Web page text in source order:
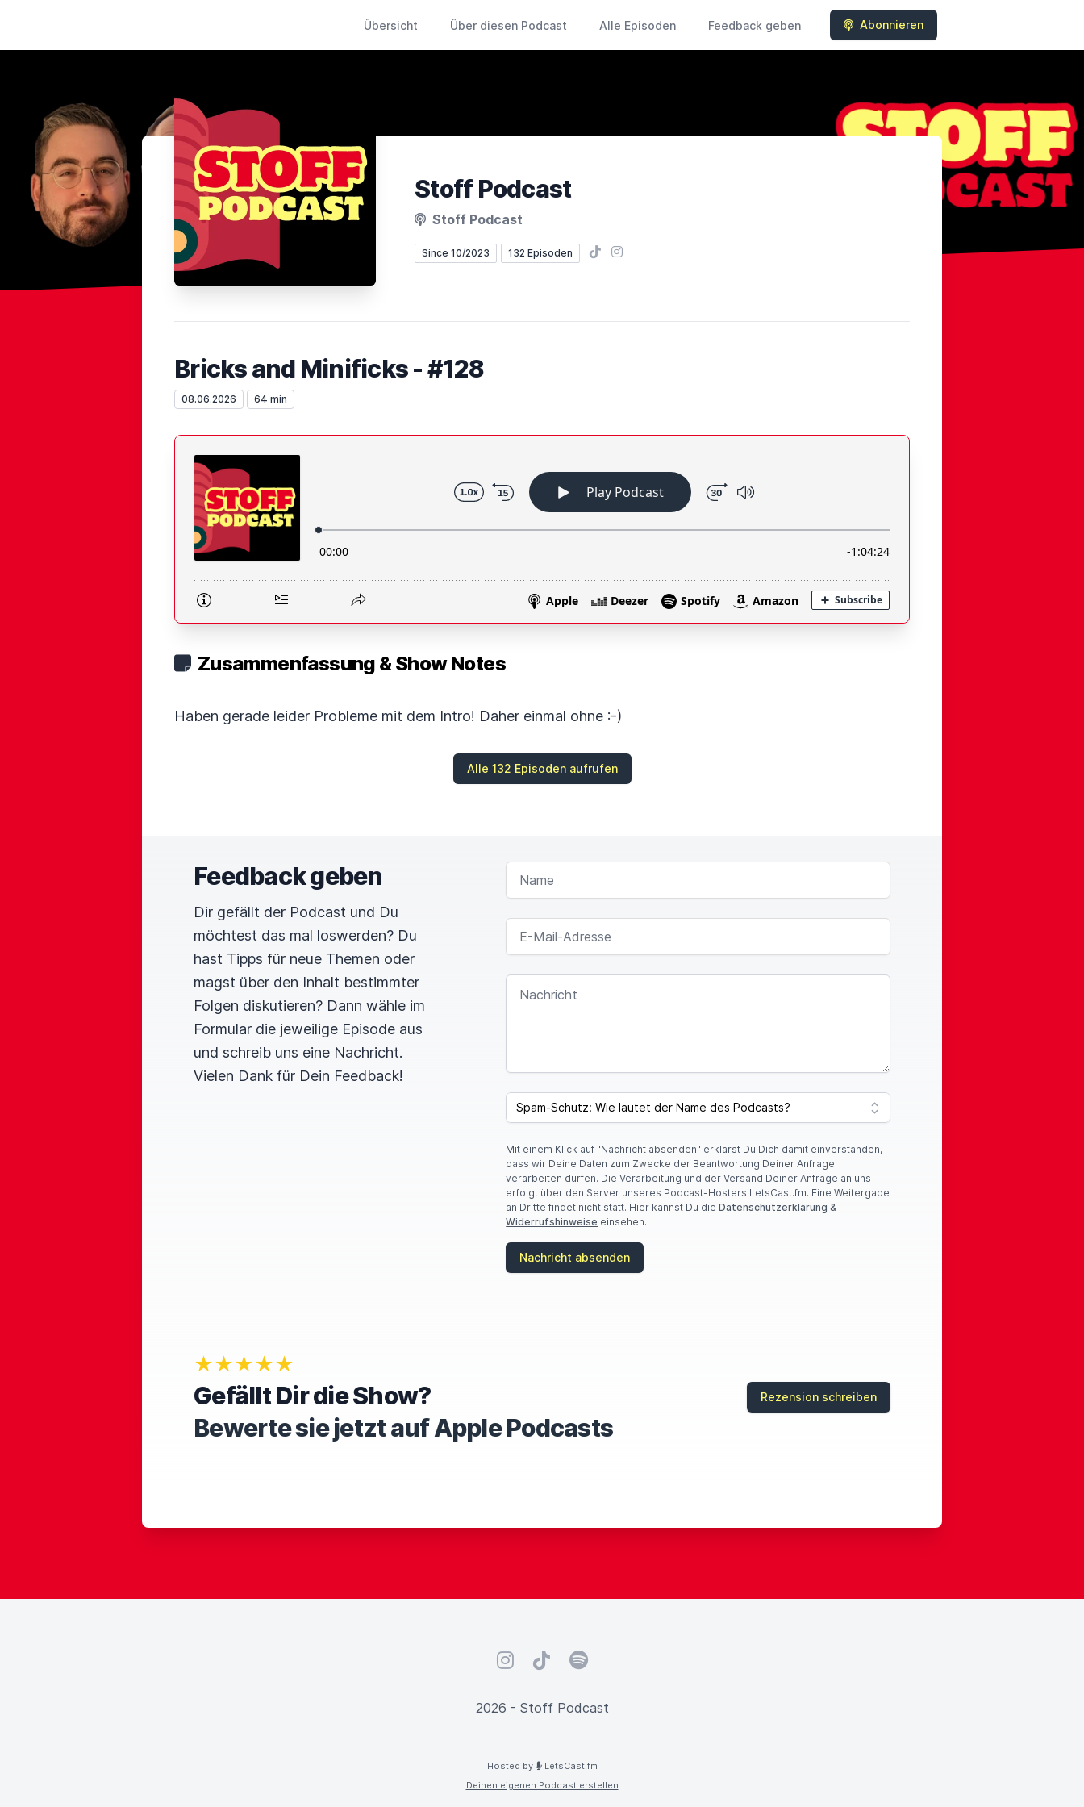
Übersicht Über diesen Podcast Alle Episoden Feedback geben Abonnieren
Stoff Podcast
Stoff Podcast
Since 10/2023 132 Episoden TikTokInstagram
Bricks and Minificks - #128
08.06.2026 64 min
Zusammenfassung & Show Notes
Haben gerade leider Probleme mit dem Intro! Daher einmal ohne :-)
Alle 132 Episoden aufrufen
Feedback geben
Dir gefällt der Podcast und Du
möchtest das mal loswerden? Du
hast Tipps für neue Themen oder
magst über den Inhalt bestimmter
Folgen diskutieren? Dann wähle im
Formular die jeweilige Episode aus
und schreib uns eine Nachricht.
Vielen Dank für Dein Feedback!
NAME
E-MAIL-ADRESSE
NACHRICHT
SPAM CAPTCHA
Mit einem Klick auf "Nachricht absenden" erklärst Du Dich damit einverstanden,
dass wir Deine Daten zum Zwecke der Beantwortung Deiner Anfrage
verarbeiten dürfen. Die Verarbeitung und der Versand Deiner Anfrage an uns
erfolgt über den Server unseres Podcast-Hosters LetsCast.fm. Eine Weitergabe
an Dritte findet nicht statt. Hier kannst Du dieDatenschutzerklärung &
Widerrufshinweise einsehen.
Nachricht absenden
★★★★★
Gefällt Dir die Show?
Bewerte sie jetzt auf Apple Podcasts
Rezension schreiben
InstagramTikTokSpotify
2026 - Stoff Podcast
Hosted by
LetsCast.fm
Deinen eigenen Podcast erstellen